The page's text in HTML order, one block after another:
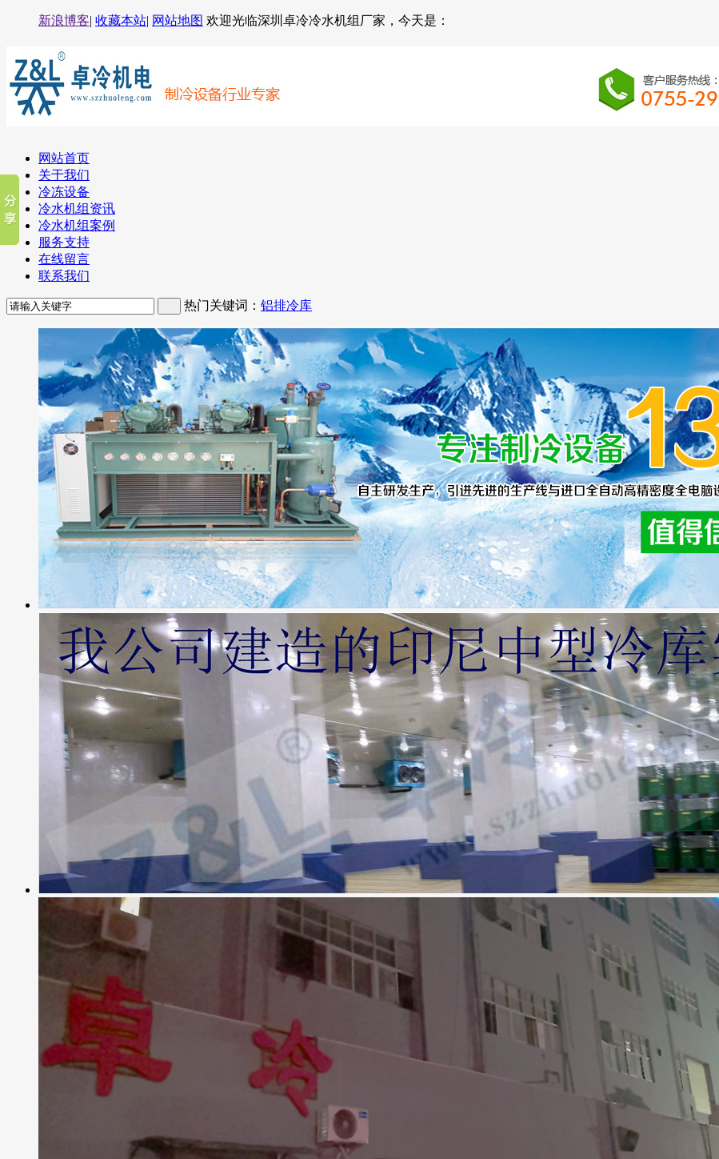
新浪博客| 收藏本站| 网站地图 欢迎光临深圳卓冷冷水机组厂家，今天是：
网站首页
关于我们
冷冻设备
冷水机组资讯
冷水机组案例
服务支持
在线留言
联系我们
热门关键词： 铝排冷库